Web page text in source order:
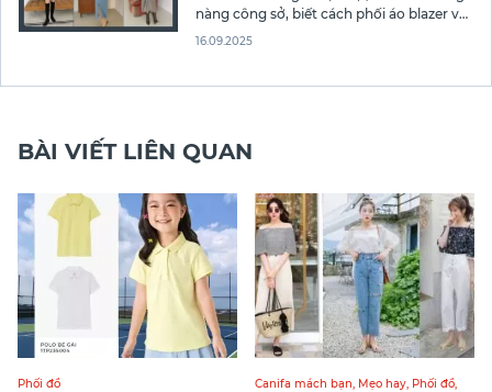
nàng công sở, biết cách phối áo blazer với
chân váy không chỉ giúp tạo nên vẻ ngoài
16.09.2025
BÀI VIẾT LIÊN QUAN
Phối đồ Canifa mách bạn, Mẹo hay, Phối đồ,